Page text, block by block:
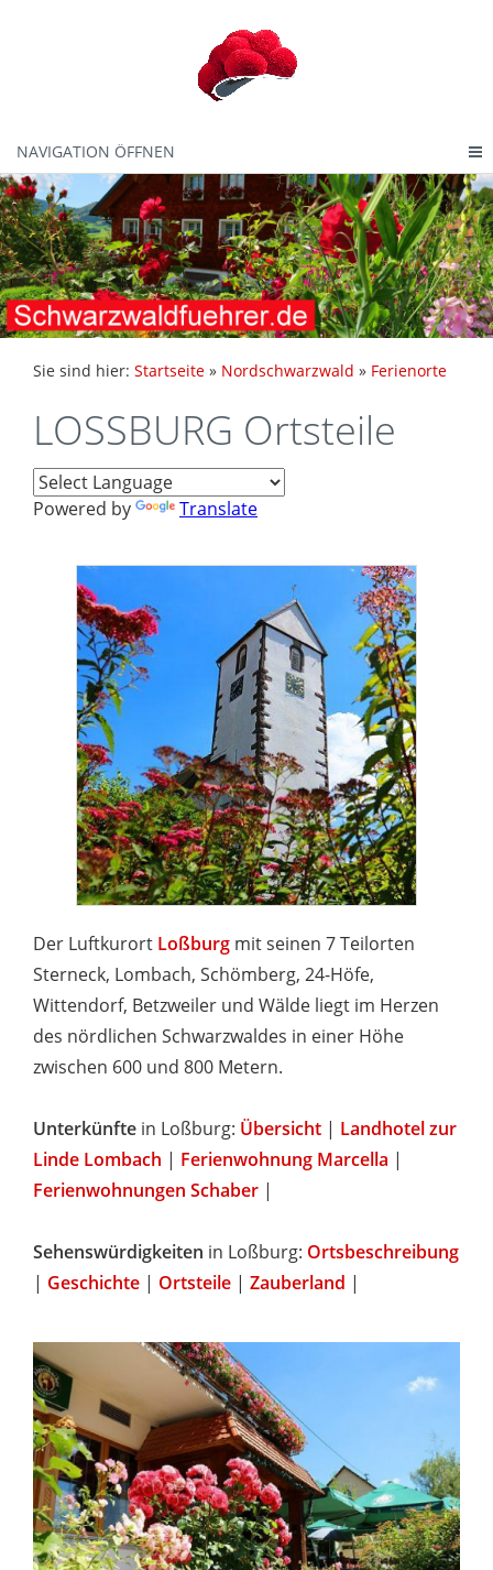
NAVIGATION ÖFFNEN
Sie sind hier: Startseite » Nordschwarzwald » Ferienorte
LOSSBURG Ortsteile
Powered by Translate
Der Luftkurort Loßburg mit seinen 7 Teilorten
Sterneck, Lombach, Schömberg, 24-Höfe,
Wittendorf, Betzweiler und Wälde liegt im Herzen
des nördlichen Schwarzwaldes in einer Höhe
zwischen 600 und 800 Metern.
Unterkünfte in Loßburg: Übersicht | Landhotel zur
Linde Lombach | Ferienwohnung Marcella |
Ferienwohnungen Schaber |
Sehenswürdigkeiten in Loßburg: Ortsbeschreibung
| Geschichte | Ortsteile | Zauberland |